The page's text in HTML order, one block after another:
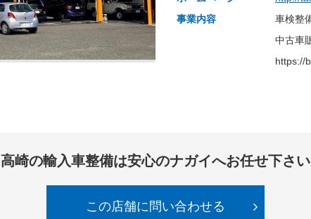
事業内容
車検整
中古車
https://
高崎の輸入車整備は安心のナガイへお任せ下さい
この店舗に問い合わせる